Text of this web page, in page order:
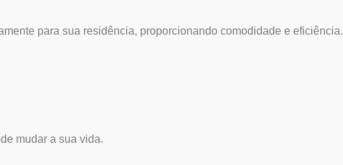
para sua residência, proporcionando comodidade e eficiência.
mudar a sua vida.